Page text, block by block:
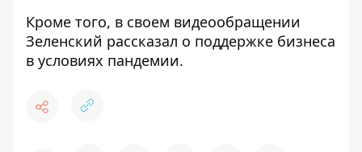
Кроме того, в своем видеообращении
Зеленский рассказал о поддержке бизнеса
в условиях пандемии.